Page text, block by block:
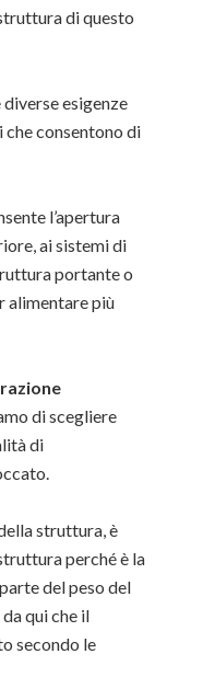
di questo
esigenze
consentono di
l’apertura
ai sistemi di
portante o
alimentare più
di scegliere
di
struttura, è
perché è la
del peso del
qui che il
secondo le